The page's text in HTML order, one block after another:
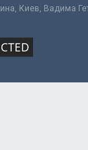
Киев, Вадима